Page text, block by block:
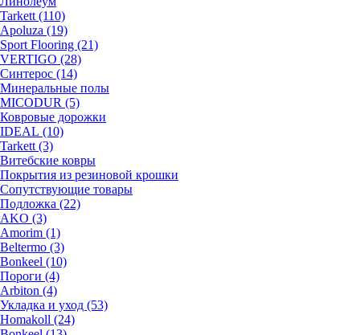
Tarkett (110)
Apoluza (19)
Sport Flooring (21)
VERTIGO (28)
Синтерос (14)
Минеральные полы
MICODUR (5)
Ковровые дорожки
IDEAL (10)
Tarkett (3)
Витебские ковры
Покрытия из резиновой крошки
Сопутствующие товары
Подложка (22)
AKO (3)
Amorim (1)
Beltermo (3)
Bonkeel (10)
Пороги (4)
Arbiton (4)
Укладка и уход (53)
Homakoll (24)